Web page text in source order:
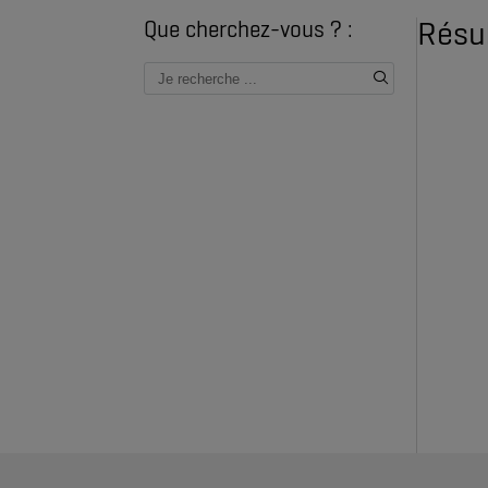
Que cherchez-vous ? :